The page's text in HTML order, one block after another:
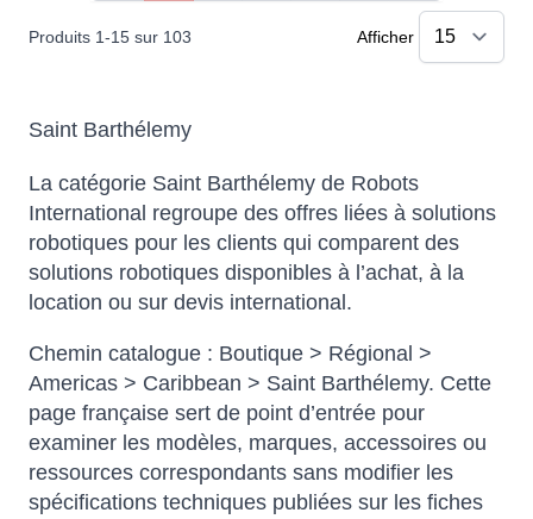
Produits 1-15 sur 103 Afficher
Saint Barthélemy
La catégorie Saint Barthélemy de Robots
International regroupe des offres liées à solutions
robotiques pour les clients qui comparent des
solutions robotiques disponibles à l’achat, à la
location ou sur devis international.
Chemin catalogue : Boutique > Régional >
Americas > Caribbean > Saint Barthélemy. Cette
page française sert de point d’entrée pour
examiner les modèles, marques, accessoires ou
ressources correspondants sans modifier les
spécifications techniques publiées sur les fiches